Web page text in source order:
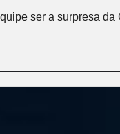
ser a surpresa